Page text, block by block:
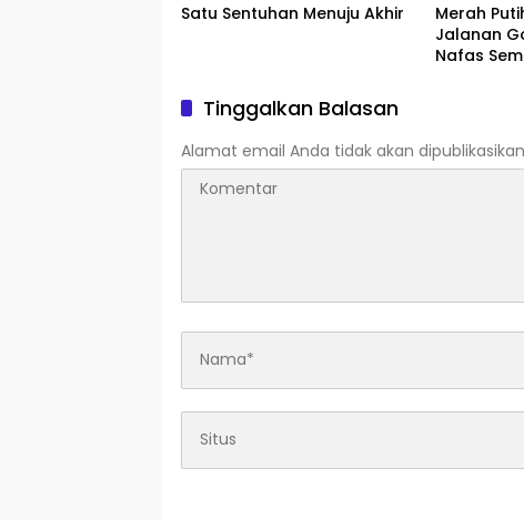
Satu Sentuhan Menuju Akhir
Merah
Jalanan
Nafas
Tinggalkan Balasan
Alamat email Anda tidak akan